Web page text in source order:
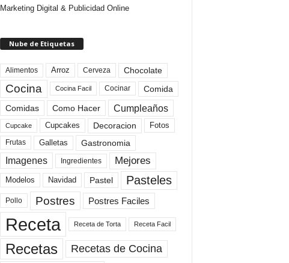
Marketing Digital & Publicidad Online
Nube de Etiquetas
Alimentos Arroz Cerveza Chocolate
Cocina Cocina Facil Cocinar
Comida
Comidas
Como Hacer Cumpleaños
Cupcake Cupcakes Decoracion Fotos
Frutas Galletas Gastronomia
Imagenes Ingredientes Mejores
Modelos Navidad Pastel Pasteles
Pollo Postres Postres Faciles
Receta Receta de Torta Receta Facil
Recetas Recetas de Cocina